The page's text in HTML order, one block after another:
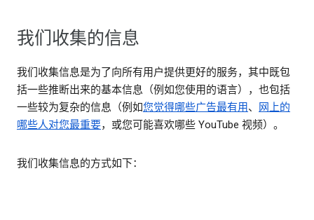
我们收集的信息
我们收集信息是为了向所有用户提供更好的服务，其中既包
括一些推断出来的基本信息（例如您使用的语言），也包括
一些较为复杂的信息（例如您觉得哪些广告最有用、
网上的
哪些人对您最重要，或您可能喜欢哪些 YouTube 视频）。
我们收集信息的方式如下：